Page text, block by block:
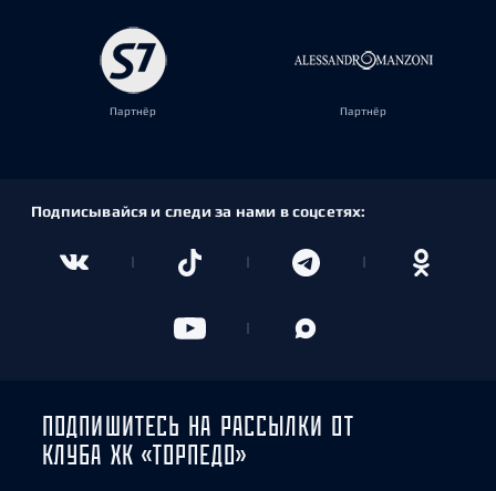
Партнёр Партнёр
Подписывайся и следи за нами в соцсетях:
ПОДПИШИТЕСЬ НА РАССЫЛКИ ОТ
КЛУБА ХК «ТОРПЕДО»